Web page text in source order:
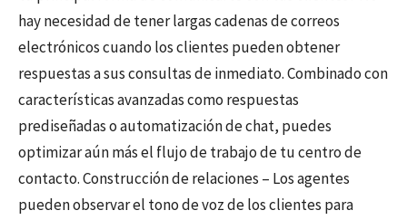
hay necesidad de tener largas cadenas de correos
electrónicos cuando los clientes pueden obtener
respuestas a sus consultas de inmediato. Combinado con
características avanzadas como respuestas
prediseñadas o automatización de chat, puedes
optimizar aún más el flujo de trabajo de tu centro de
contacto. Construcción de relaciones – Los agentes
pueden observar el tono de voz de los clientes para